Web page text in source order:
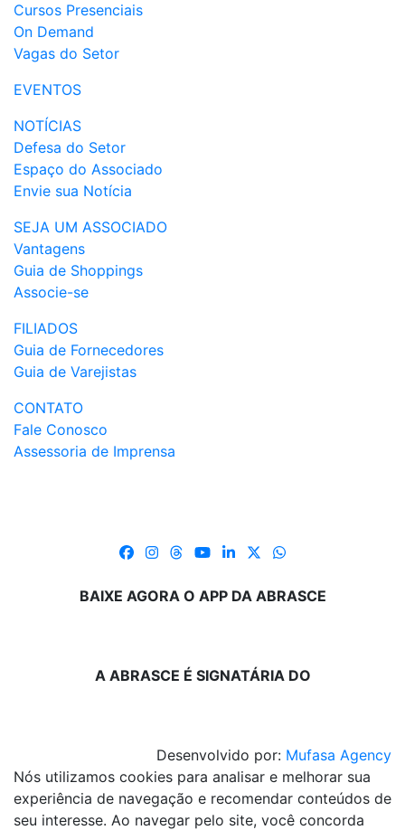
Cursos Presenciais
On Demand
Vagas do Setor
EVENTOS
NOTÍCIAS
Defesa do Setor
Espaço do Associado
Envie sua Notícia
SEJA UM ASSOCIADO
Vantagens
Guia de Shoppings
Associe-se
FILIADOS
Guia de Fornecedores
Guia de Varejistas
CONTATO
Fale Conosco
Assessoria de Imprensa
BAIXE AGORA O APP DA ABRASCE
A ABRASCE É SIGNATÁRIA DO
Desenvolvido por: Mufasa Agency
Nós utilizamos cookies para analisar e melhorar sua
experiência de navegação e recomendar conteúdos de
seu interesse. Ao navegar pelo site, você concorda